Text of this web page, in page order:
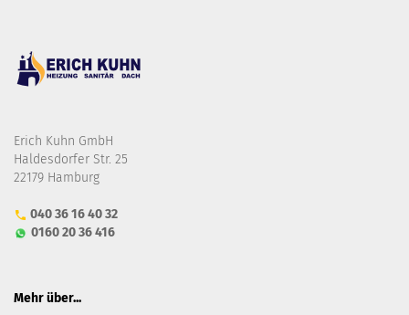
Erich Kuhn GmbH
Haldesdorfer Str. 25
22179 Hamburg
040 36 16 40 32
0160 20 36 416
Mehr über...